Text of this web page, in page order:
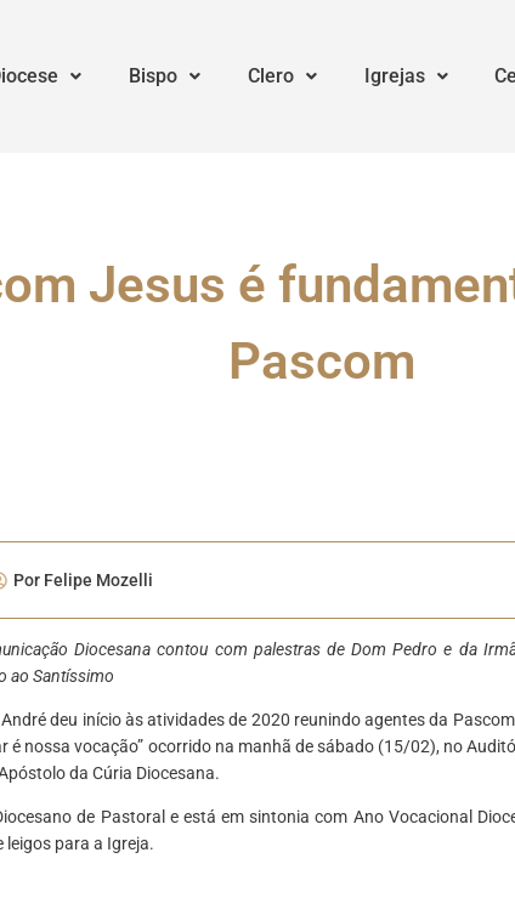
Bispo Clero Igrejas
Jesus é
Pascom
Por Felipe Mozelli
Diocesana contou com palestras de Dom Pedro e da
ao Santíssimo
deu início às atividades de 2020 reunindo agentes da
é nossa vocação” ocorrido na manhã de sábado (15/02), no
da Cúria Diocesana.
de Pastoral e está em sintonia com Ano Vocacional
leigos para a Igreja.